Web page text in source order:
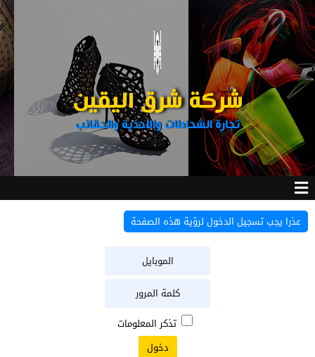
شركة شرق اليقين
تجارة الشحاطات والأحذية والحقائب
عذرا يجب تسجيل الدخول لرؤية هذه الصفحة
تذكر المعلومات